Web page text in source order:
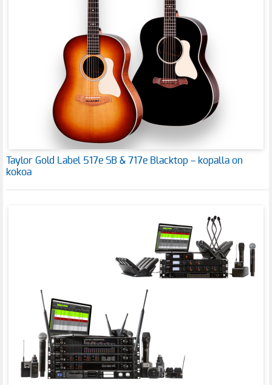
Taylor Gold Label 517e SB & 717e Blacktop – kopalla on
kokoa